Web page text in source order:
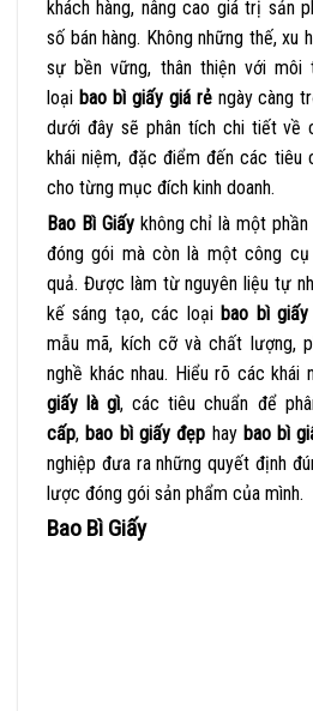
khách hàng, nâng cao giá trị sản
số bán hàng. Không những thế, xu
sự bền vững, thân thiện với môi
loại bao bì giấy giá rẻngày càng
dưới đây sẽ phân tích chi tiết
khái niệm, đặc điểm đến các tiêu
cho từng mục đích kinh doanh.
Bao Bì Giấykhông chỉ là một
đóng gói mà còn là một công
quả. Được làm từ nguyên liệu tự
kế sáng tạo, các loạibao bì giấy
mẫu mã, kích cỡ và chất lượng,
nghề khác nhau. Hiểu rõ các khái
giấy là gì, các tiêu chuẩn để
cấp,bao bì giấy đẹp hay bao bì
nghiệp đưa ra những quyết định
lược đóng gói sản phẩm của mình.
Bao Bì Giấy